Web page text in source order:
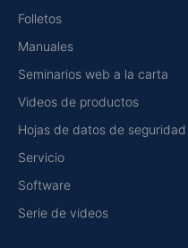
Folletos
Manuales
Seminarios web a la carta
Videos de productos
Hojas de datos de seguridad
Servicio
Software
Serie de videos